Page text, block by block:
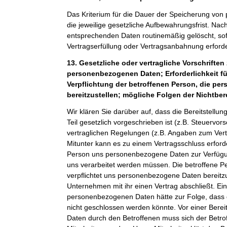
Das Kriterium für die Dauer der Speicherung
die jeweilige gesetzliche Aufbewahrungsfrist.
entsprechenden Daten routinemäßig gelöscht,
Vertragserfüllung oder Vertragsanbahnung
13. Gesetzliche oder vertragliche
personenbezogenen Daten; Erforderlichkeit
Verpflichtung der betroffenen Person, die
bereitzustellen; mögliche Folgen der
Wir klären Sie darüber auf, dass die
Teil gesetzlich vorgeschrieben ist (z.B.
vertraglichen Regelungen (z.B. Angaben zum
Mitunter kann es zu einem Vertragsschluss
Person uns personenbezogene Daten zur
uns verarbeitet werden müssen. Die betroffene
verpflichtet uns personenbezogene Daten
Unternehmen mit ihr einen Vertrag abschließt.
personenbezogenen Daten hätte zur Folge,
nicht geschlossen werden könnte. Vor einer
Daten durch den Betroffenen muss sich der